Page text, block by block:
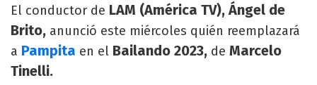
El conductor de LAM (América TV), Ángel de
Brito, anunció este miércoles quién reemplazará
a Pampita en el Bailando 2023, de Marcelo
Tinelli.